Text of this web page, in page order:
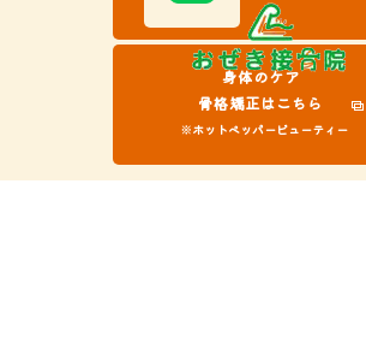
身体のケア
骨格矯正はこちら
※ホットペッパービューティー
© 2026 岐阜県大垣市の接骨院ならおぜき接骨院/整体
り ALL RIGHTS RESERVED.